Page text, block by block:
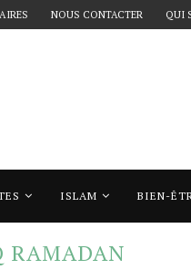
NOUS CONTACTER QUI
ISLAM BIEN-
RAMADAN